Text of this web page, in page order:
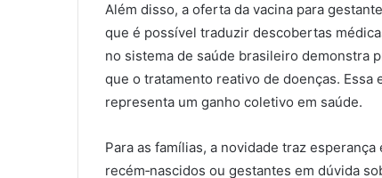
Além disso, a oferta da vacina para
que é possível traduzir descobertas
no sistema de saúde brasileiro demonstra
que o tratamento reativo de doenças.
representa um ganho coletivo em saúde.
Para as famílias, a novidade traz
recém‑nascidos ou gestantes em dúvida